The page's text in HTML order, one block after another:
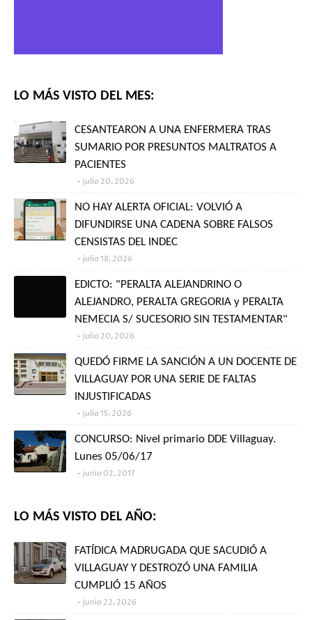
LO MÁS VISTO DEL MES:
CESANTEARON A UNA ENFERMERA TRAS
SUMARIO POR PRESUNTOS MALTRATOS A
PACIENTES
julio 20, 2026
NO HAY ALERTA OFICIAL: VOLVIÓ A
DIFUNDIRSE UNA CADENA SOBRE FALSOS
CENSISTAS DEL INDEC
julio 18, 2026
EDICTO: "PERALTA ALEJANDRINO O
ALEJANDRO, PERALTA GREGORIA y PERALTA
NEMECIA S/ SUCESORIO SIN TESTAMENTAR"
julio 20, 2026
QUEDÓ FIRME LA SANCIÓN A UN DOCENTE DE
VILLAGUAY POR UNA SERIE DE FALTAS
INJUSTIFICADAS
julio 15, 2026
CONCURSO: Nivel primario DDE Villaguay.
Lunes 05/06/17
junio 02, 2017
LO MÁS VISTO DEL AÑO:
FATÍDICA MADRUGADA QUE SACUDIÓ A
VILLAGUAY Y DESTROZÓ UNA FAMILIA
CUMPLIÓ 15 AÑOS
junio 22, 2026